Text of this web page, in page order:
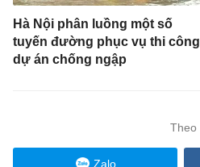
Hà Nội phân luồng một số
tuyến đường phục vụ thi công
dự án chống ngập
Zalo